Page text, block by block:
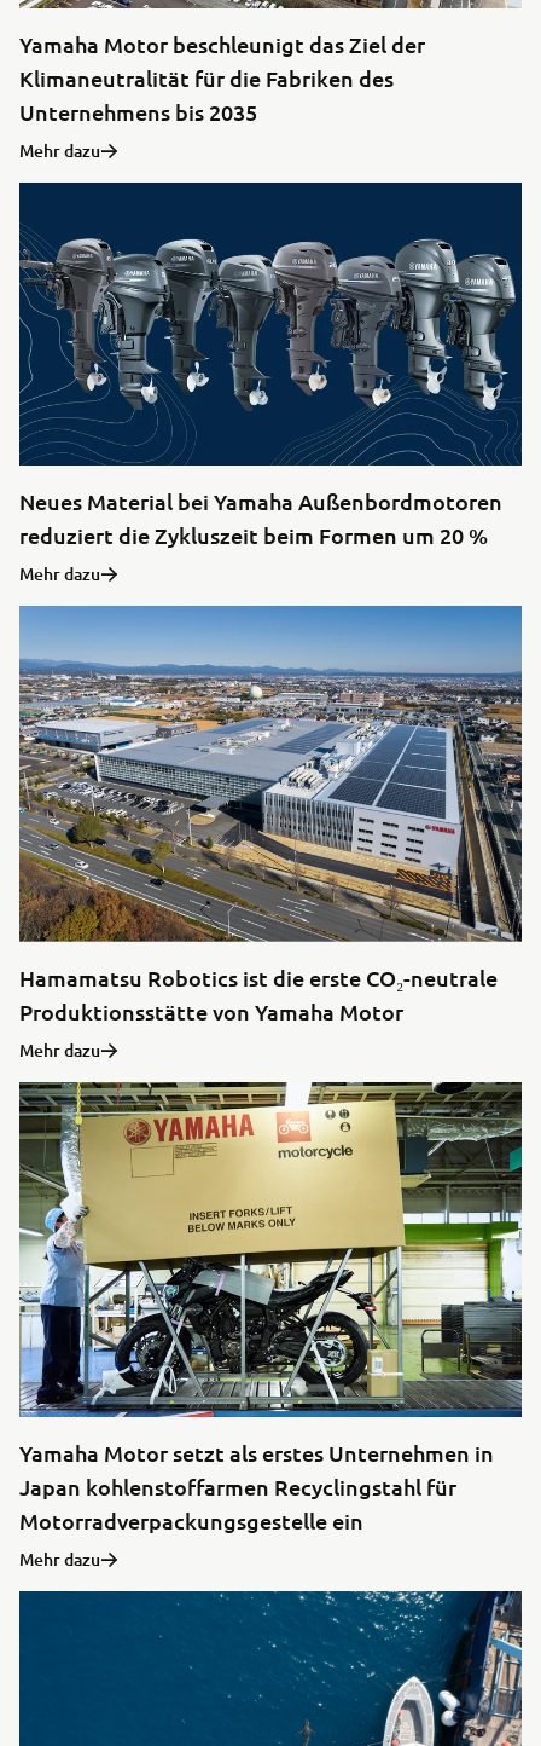
Yamaha Motor beschleunigt das Ziel der
Klimaneutralität für die Fabriken des
Unternehmens bis 2035
Mehr dazu
Neues Material bei Yamaha Außenbordmotoren
reduziert die Zykluszeit beim Formen um 20 %
Mehr dazu
Hamamatsu Robotics ist die erste CO₂-neutrale
Produktionsstätte von Yamaha Motor
Mehr dazu
Yamaha Motor setzt als erstes Unternehmen in
Japan kohlenstoffarmen Recyclingstahl für
Motorradverpackungsgestelle ein
Mehr dazu